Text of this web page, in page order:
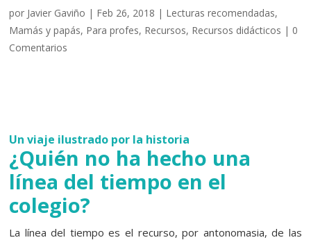
por Javier Gaviño | Feb 26, 2018 | Lecturas recomendadas,
Mamás y papás, Para profes, Recursos, Recursos didácticos | 0
Comentarios
Un viaje ilustrado por la historia
¿Quién no ha hecho una
línea del tiempo en el
colegio?
La línea del tiempo es el recurso, por antonomasia, de las